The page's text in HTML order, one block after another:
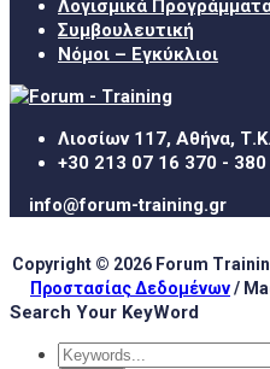
Λογισμικά
Συμβουλευτική
Νόμοι – Εγκύκλιοι
Λιοσίων 117, Αθήνα,
+30 213 07 16 370 - 380
info@forum-training.gr
Copyright © 2026 Forum
Προστασίας Δεδομένων/
Search Your KeyWord